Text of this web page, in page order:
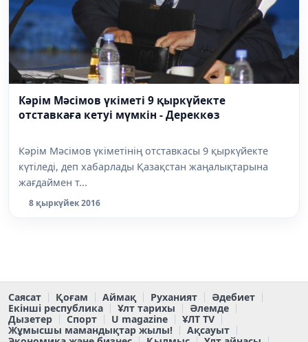
Кәрім Мәсімов үкіметі 9 қыркүйекте
отставкаға кетуі мүмкін - Дереккөз
Кәрім Мәсімов үкіметінің отставкасы 9 қыркүйекте
күтіледі, деп хабарлады Қазақстан жаңалықтарына
жағдаймен т...
8 қыркүйек 2016
Саясат Қоғам Аймақ Руханият
Әдебиет
Екінші республика
Ұлт тарихы
Әлемде
Дызетер
Спорт U magazine
ҰЛТ TV
Жұмысшы мамандықтар жылы!
Ақсауыт